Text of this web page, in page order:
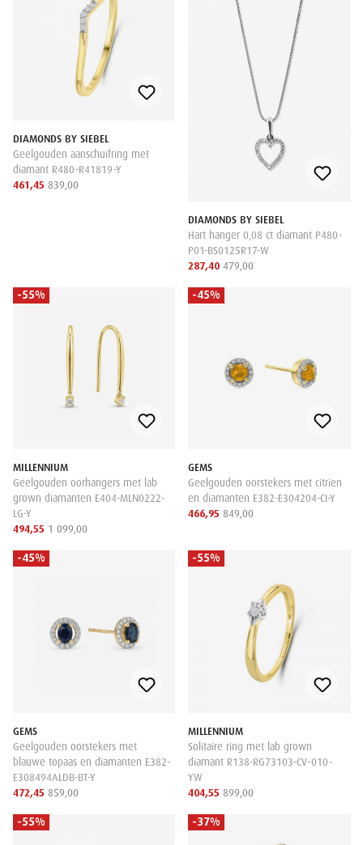
DIAMONDS BY SIEBEL
Geelgouden aanschuifring met
diamant R480-R41819-Y
461,45 839,00
DIAMONDS BY SIEBEL
Hart hanger 0,08 ct diamant P480-
P01-BS0125R17-W
287,40 479,00
-55%
MILLENNIUM
Geelgouden oorhangers met lab
grown diamanten E404-MLN0222-
LG-Y
494,55 1 099,00
-45%
GEMS
Geelgouden oorstekers met citrien
en diamanten E382-E304204-CI-Y
466,95 849,00
-45%
GEMS
Geelgouden oorstekers met
blauwe topaas en diamanten E382-
E308494ALDB-BT-Y
472,45 859,00
-55%
MILLENNIUM
Solitaire ring met lab grown
diamant R138-RG73103-CV-010-
YW
404,55 899,00
-55% -37%